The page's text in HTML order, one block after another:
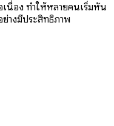
เนื่อง ทำให้หลายคนเริ่มหัน
างมีประสิทธิภาพ